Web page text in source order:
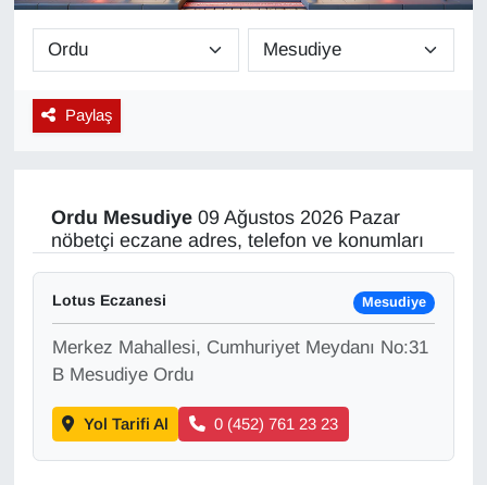
Paylaş
Ordu Mesudiye09 Ağustos 2026 Pazar
nöbetçi eczane adres, telefon ve konumları
Lotus Eczanesi Mesudiye
Merkez Mahallesi, Cumhuriyet Meydanı No:31
B Mesudiye Ordu
Yol Tarifi Al 0 (452) 761 23 23
Diğer
DÜNYA
EKONOMİ
Eleman
En çok konuşulanlar
GENEL